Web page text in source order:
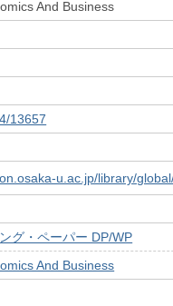
And Business
13657
u.ac.jp/library/
グ・ペーパー DP/WP
And Business